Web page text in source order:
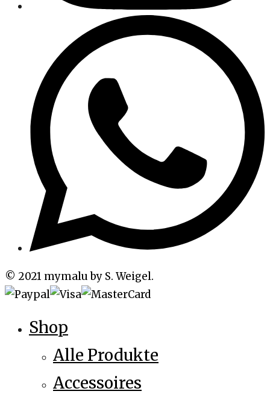
© 2021 mymalu by S. Weigel.
Shop
Alle Produkte
Accessoires